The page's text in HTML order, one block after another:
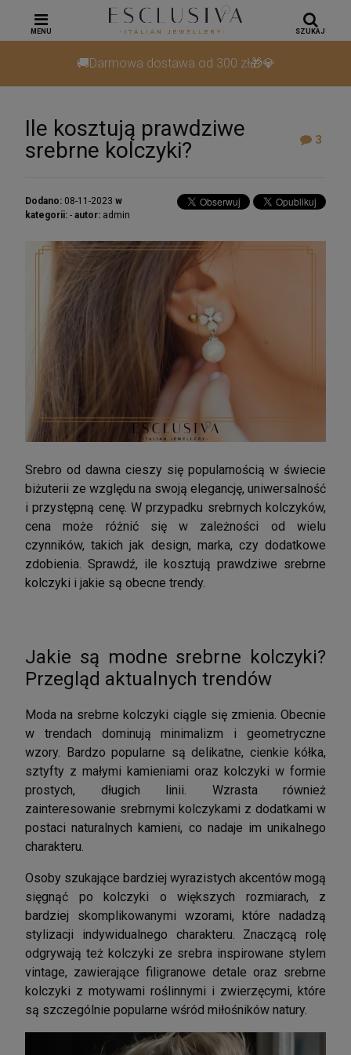
🚚Darmowa dostawa od 300 zł🎁💎
MENU SZUKAJ
Ile kosztują prawdziwe
srebrne kolczyki?
3
Dodano: 08-11-2023 w
kategorii: - autor: admin
Srebro od dawna cieszy się popularnością w świecie
biżuterii ze względu na swoją elegancję, uniwersalność
i przystępną cenę. W przypadku srebrnych kolczyków,
cena może różnić się w zależności od wielu
czynników, takich jak design, marka, czy dodatkowe
zdobienia. Sprawdź, ile kosztują prawdziwe srebrne
kolczyki i jakie są obecne trendy.
Jakie są modne srebrne kolczyki?
Przegląd aktualnych trendów
Moda na srebrne kolczyki ciągle się zmienia. Obecnie
w trendach dominują minimalizm i geometryczne
wzory. Bardzo popularne są delikatne, cienkie kółka,
sztyfty z małymi kamieniami oraz kolczyki w formie
prostych, długich linii. Wzrasta również
zainteresowanie srebrnymi kolczykami z dodatkami w
postaci naturalnych kamieni, co nadaje im unikalnego
charakteru.
Osoby szukające bardziej wyrazistych akcentów mogą
sięgnąć po kolczyki o większych rozmiarach, z
bardziej skomplikowanymi wzorami, które nadadzą
stylizacji indywidualnego charakteru. Znaczącą rolę
odgrywają też kolczyki ze srebra inspirowane stylem
vintage, zawierające filigranowe detale oraz srebrne
kolczyki z motywami roślinnymi i zwierzęcymi, które
są szczególnie popularne wśród miłośników natury.